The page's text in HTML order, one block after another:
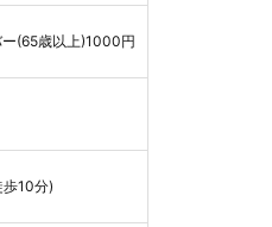
(65歳以上)1000円
10分)